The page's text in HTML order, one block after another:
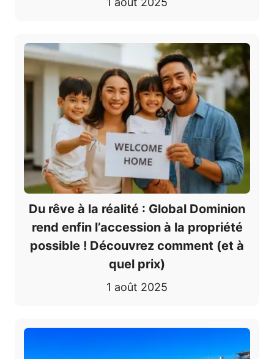
Du rêve à la réalité : Global Dominion
rend enfin l’accession à la propriété
possible ! Découvrez comment (et à
quel prix)
1 août 2025